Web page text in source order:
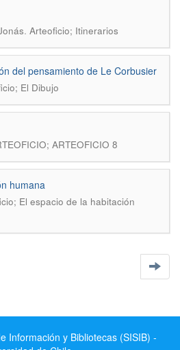
. Arteoficio; Itinerarios
del pensamiento de Le Corbusier
El Dibujo
ARTEOFICIO 8
humana
El espacio de la habitación
Información y Bibliotecas (SISIB) -